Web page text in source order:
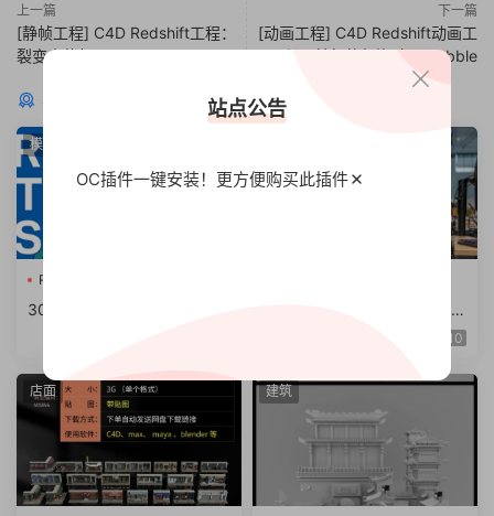
上一篇
[静帧工程] C4D Redshift工程：
裂变人体躯干 Spots
下一篇
[动画工程] C4D Redshift动画工
程：鼓起的气泡动画 Bubble
猜你喜欢
模型
Redshift卡通
30组C4D Redshift卡通着色
阿诺德渲染器C4D插件Cinem
a 4D To Arnold v4.6.8.1 WI10
店面 建筑
站点公告
OC插件一键安装！更方便购买此插件